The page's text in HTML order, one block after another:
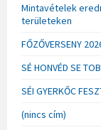
Mintavételek
területeken
FŐZŐVERSENY
SÉ HONVÉD SE
SÉI GYERKŐC
(nincs cím)